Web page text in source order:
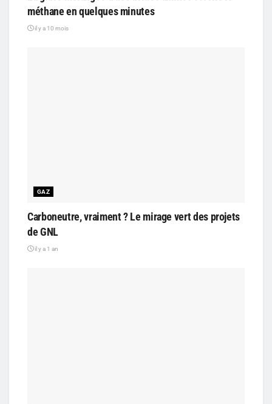
méthane en quelques minutes
il y a 10 mois
GAZ
Carboneutre, vraiment ? Le mirage vert des projets
de GNL
il y a 1 an